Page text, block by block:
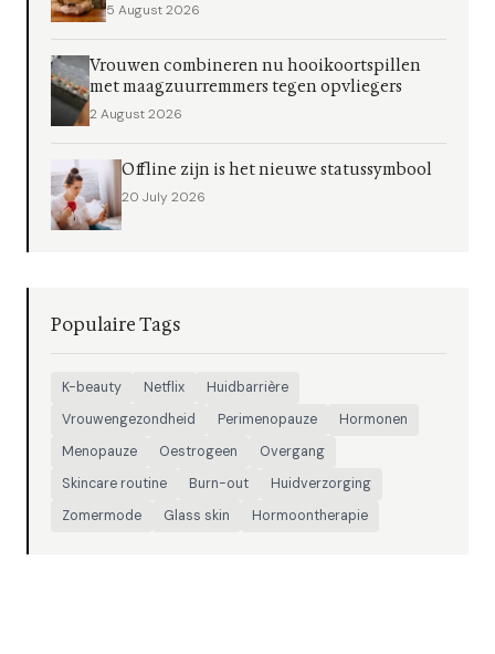
5 August 2026
Vrouwen combineren nu hooikoortspillen
met maagzuurremmers tegen opvliegers
2 August 2026
Offline zijn is het nieuwe statussymbool
20 July 2026
Populaire Tags
K-beauty Netflix
Huidbarrière
Vrouwengezondheid
Perimenopauze
Hormonen
Menopauze
Oestrogeen
Overgang
Skincare routine
Burn-out
Huidverzorging
Zomermode
Glass skin Hormoontherapie